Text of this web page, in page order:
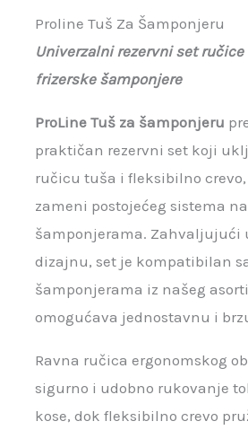
Proline Tuš Za Šamponjeru
Univerzalni rezervni set ručice
frizerske šamponjere
ProLine Tuš za šamponjeru
praktičan rezervni set koji
ručicu tuša i fleksibilno
zameni postojećeg sistema
šamponjerama. Zahvaljujući
dizajnu, set je kompatibilan
šamponjerama iz našeg
omogućava jednostavnu i
Ravna ručica ergonomskog
sigurno i udobno rukovanje
kose, dok fleksibilno crevo